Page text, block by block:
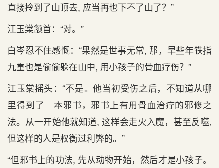
直接拎到了山顶去, 应当再也下不了山了？”
江玉棠颔首：“对。”
白岑忍不住感慨：“果然是世事无常, 那，早些年铁指
九重也是偷偷躲在山中, 用小孩子的骨血疗伤？”
江玉棠摇头：“不是。他当初受伤之后，不知道从哪
里得到了一本邪书，邪书上有用骨血治疗的邪修之
法。从一开始他就知道, 这样会走火入魔，甚至反噬,
但这样的人是权衡过利弊的。”
“但邪书上的功法, 先从动物开始，然后才是小孩子。